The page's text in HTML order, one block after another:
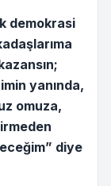
demokrasi
yanında,
omuza,
diye